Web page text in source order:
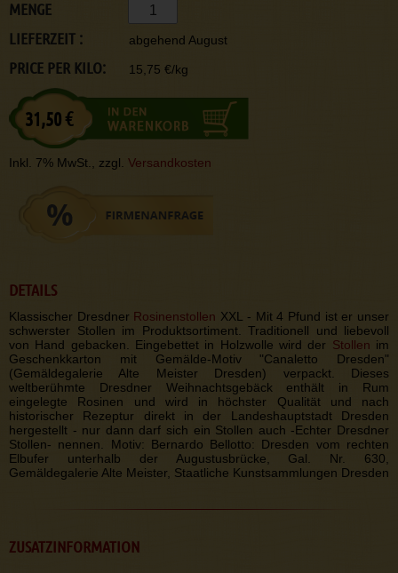
MENGE
LIEFERZEIT :
abgehend August
PRICE PER KILO: 15,75 €/kg
31,50 €
Inkl. 7% MwSt., zzgl. Versandkosten
DETAILS
Klassischer Dresdner Rosinenstollen XXL - Mit 4 Pfund ist er unser
schwerster Stollen im Produktsortiment. Traditionell und liebevoll
von Hand gebacken. Eingebettet in Holzwolle wird der Stollen im
Geschenkkarton mit Gemälde-Motiv "Canaletto Dresden"
(Gemäldegalerie Alte Meister Dresden) verpackt. Dieses
weltberühmte Dresdner Weihnachtsgebäck enthält in Rum
eingelegte Rosinen und wird in höchster Qualität und nach
historischer Rezeptur direkt in der Landeshauptstadt Dresden
hergestellt - nur dann darf sich ein Stollen auch -Echter Dresdner
Stollen- nennen. Motiv: Bernardo Bellotto: Dresden vom rechten
Elbufer unterhalb der Augustusbrücke, Gal. Nr. 630,
Gemäldegalerie Alte Meister, Staatliche Kunstsammlungen Dresden
ZUSATZINFORMATION